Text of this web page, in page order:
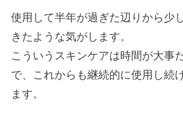
使用して半年が過ぎた辺りから少
きたような気がします。
こういうスキンケアは時間が大事
で、これからも継続的に使用し続
ます。